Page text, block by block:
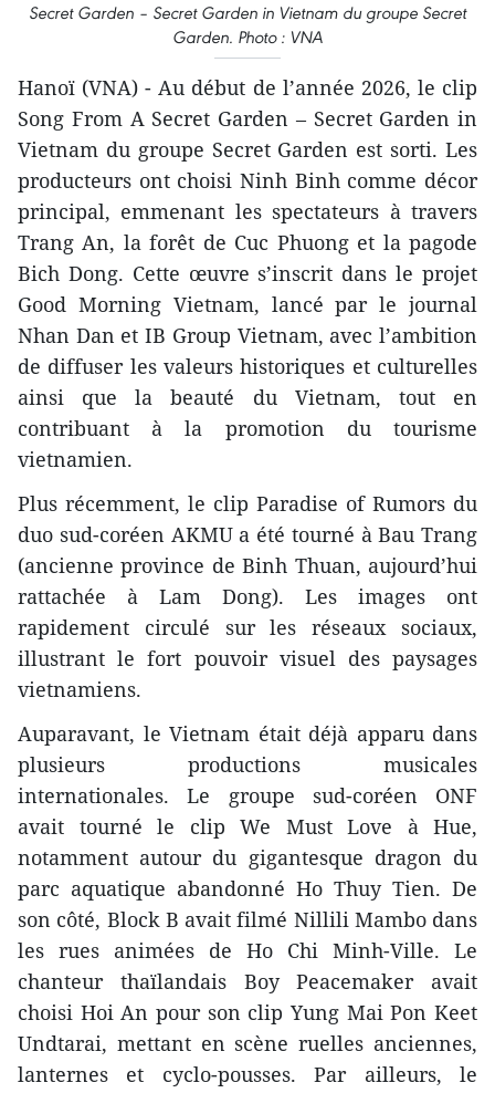
Secret Garden – Secret Garden in Vietnam du groupe Secret
Garden. Photo : VNA
Hanoï (VNA) - Au début de l’année 2026, le clip
Song From A Secret Garden – Secret Garden in
Vietnam du groupe Secret Garden est sorti. Les
producteurs ont choisi Ninh Binh comme décor
principal, emmenant les spectateurs à travers
Trang An, la forêt de Cuc Phuong et la pagode
Bich Dong. Cette œuvre s’inscrit dans le projet
Good Morning Vietnam, lancé par le journal
Nhan Dan et IB Group Vietnam, avec l’ambition
de diffuser les valeurs historiques et culturelles
ainsi que la beauté du Vietnam, tout en
contribuant à la promotion du tourisme
vietnamien.
Plus récemment, le clip Paradise of Rumors du
duo sud-coréen AKMU a été tourné à Bau Trang
(ancienne province de Binh Thuan, aujourd’hui
rattachée à Lam Dong). Les images ont
rapidement circulé sur les réseaux sociaux,
illustrant le fort pouvoir visuel des paysages
vietnamiens.
Auparavant, le Vietnam était déjà apparu dans
plusieurs productions musicales
internationales. Le groupe sud-coréen ONF
avait tourné le clip We Must Love à Hue,
notamment autour du gigantesque dragon du
parc aquatique abandonné Ho Thuy Tien. De
son côté, Block B avait filmé Nillili Mambo dans
les rues animées de Ho Chi Minh-Ville. Le
chanteur thaïlandais Boy Peacemaker avait
choisi Hoi An pour son clip Yung Mai Pon Keet
Undtarai, mettant en scène ruelles anciennes,
lanternes et cyclo-pousses. Par ailleurs, le